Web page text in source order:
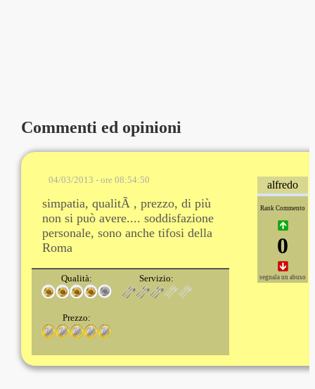
Commenti ed opinioni
04/03/2013 - ore 08:54:50
simpatia, qualitÃ , prezzo, di più
non si può avere.... soddisfazione
personale, sono anche tifosi della
Roma
Qualità: Servizio:
Prezzo:
alfredo
Rank Commento
0
segnala un abuso